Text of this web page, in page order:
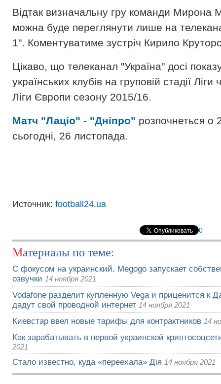
Відтак визначальну гру команди Мирона
можна буде переглянути лише на
1". Коментуватиме зустріч Кирило
Цікаво, що телеканал "Україна" досі
українських клубів на груповій стадії Ліги
Ліги Європи сезону 2015/16.
Матч "Лаціо" - "Дніпро" розпочнеться о
сьогодні, 26 листопада.
Источник: football24.ua
0
Материалы по теме:
С фокусом на украинский. Megogo запускает
озвучки 14 ноября 2021
Vodafone разделит купленную Vega и приценится к
дадут свой проводной интернет 14 ноября 2021
Киевстар ввел новые тарифы для контрактников 14
Как зарабатывать в первой украинской
2021
Стало известно, куда «переехала» Дія 14 ноября 2021